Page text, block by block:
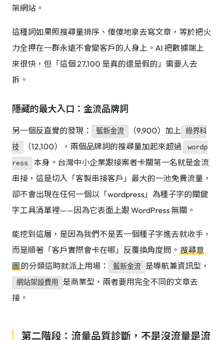
架網站。
這種詞如果照搜尋量排序、傻傻地拿去寫文章，等於把火
力全押在一群永遠不會變客戶的人身上。AI 把數據端上
來很快，但「這個 27,100 是真的還是假的」需要人去
拆。
隱藏的最大入口：金流品牌詞
另一個反直覺的發現： 藍新金流 （9,900）加上
綠界科
技
（12,100），兩個品牌詞的搜尋量加起來超過
wordp
ress
本身。台灣中小企業跟接案者卡關第一名就是金流
串接，這是切入「客製串接客戶」最大的一池免費流量，
卻不會出現在任何一個以「wordpress」為種子字的關鍵
字工具清單裡——因為它表面上跟 WordPress 無關。
能挖到這層，是因為我們不是丟一個種子字進去就收手，
而是順著「客戶實際會卡在哪」反覆換角度問。 搜尋意
圖的分類這時就派上用場： 藍新金流 是導航兼資訊型，
網站架設費用
是商業型，兩者要用完全不同的文章去
接。
第二階段：流量品質診斷，不是沒流量是流